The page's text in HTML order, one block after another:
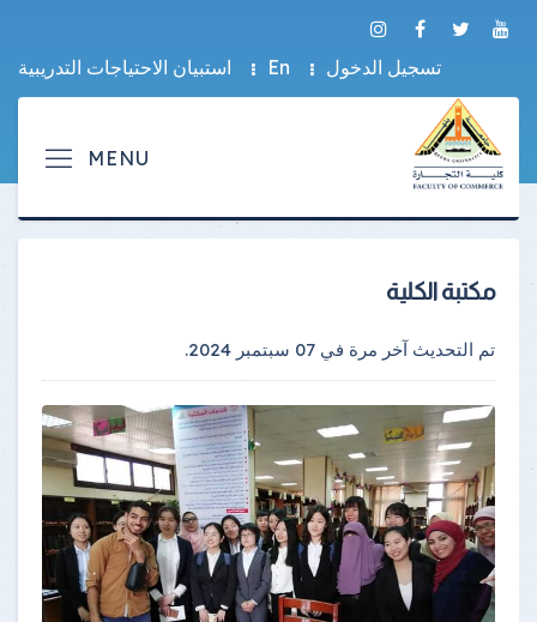
تسجيل الدخول En استبيان الاحتياجات التدريبية
مكتبة الكلية
تم التحديث آخر مرة في 07 سبتمبر 2024 .